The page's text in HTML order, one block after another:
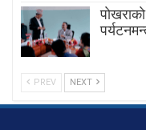
पाेखराकाे
PREV NEXT